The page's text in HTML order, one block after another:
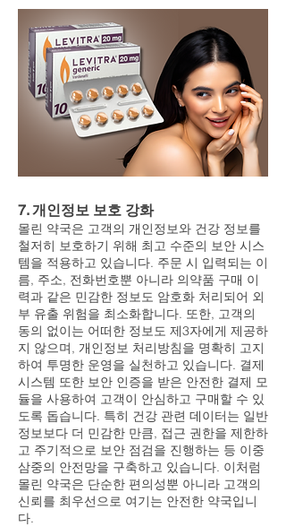
7. 개인정보 보호 강화
몰린 약국은 고객의 개인정보와 건강 정보를
철저히 보호하기 위해 최고 수준의 보안 시스
템을 적용하고 있습니다. 주문 시 입력되는 이
름, 주소, 전화번호뿐 아니라 의약품 구매 이
력과 같은 민감한 정보도 암호화 처리되어 외
부 유출 위험을 최소화합니다. 또한, 고객의
동의 없이는 어떠한 정보도 제3자에게 제공하
지 않으며, 개인정보 처리방침을 명확히 고지
하여 투명한 운영을 실천하고 있습니다. 결제
시스템 또한 보안 인증을 받은 안전한 결제 모
듈을 사용하여 고객이 안심하고 구매할 수 있
도록 돕습니다. 특히 건강 관련 데이터는 일반
정보보다 더 민감한 만큼, 접근 권한을 제한하
고 주기적으로 보안 점검을 진행하는 등 이중
삼중의 안전망을 구축하고 있습니다. 이처럼
몰린 약국은 단순한 편의성뿐 아니라 고객의
신뢰를 최우선으로 여기는 안전한 약국입니
다.